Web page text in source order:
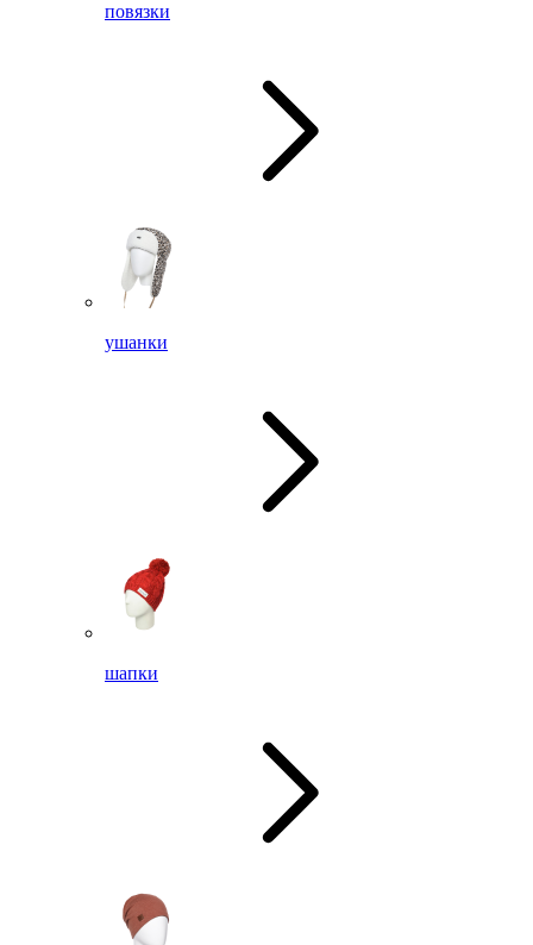
повязки
ушанки
шапки